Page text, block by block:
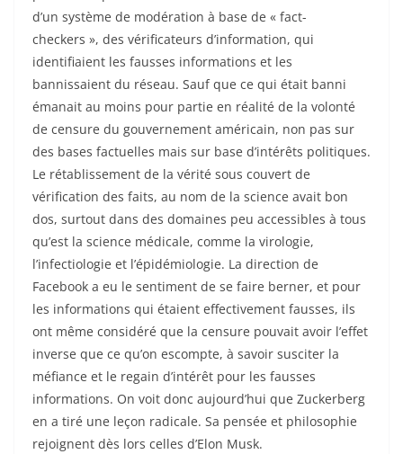
d’un système de modération à base de « fact-
checkers », des vérificateurs d’information, qui
identifiaient les fausses informations et les
bannissaient du réseau. Sauf que ce qui était banni
émanait au moins pour partie en réalité de la volonté
de censure du gouvernement américain, non pas sur
des bases factuelles mais sur base d’intérêts politiques.
Le rétablissement de la vérité sous couvert de
vérification des faits, au nom de la science avait bon
dos, surtout dans des domaines peu accessibles à tous
qu’est la science médicale, comme la virologie,
l’infectiologie et l’épidémiologie. La direction de
Facebook a eu le sentiment de se faire berner, et pour
les informations qui étaient effectivement fausses, ils
ont même considéré que la censure pouvait avoir l’effet
inverse que ce qu’on escompte, à savoir susciter la
méfiance et le regain d’intérêt pour les fausses
informations. On voit donc aujourd’hui que Zuckerberg
en a tiré une leçon radicale. Sa pensée et philosophie
rejoignent dès lors celles d’Elon Musk.